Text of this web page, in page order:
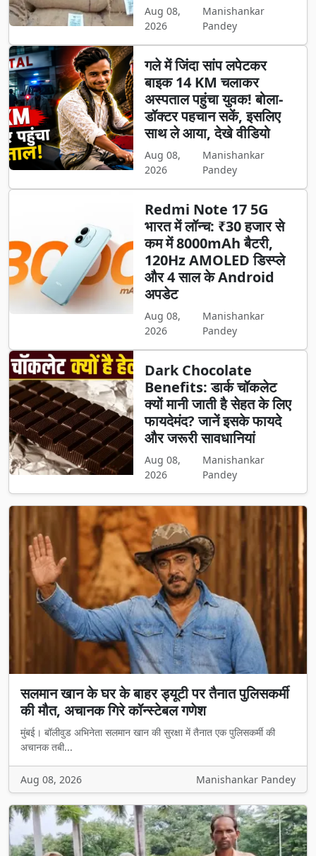
Aug 08,
2026
Manishankar
Pandey
गले में जिंदा सांप लपेटकर
बाइक 14 KM चलाकर
अस्पताल पहुंचा युवक! बोला-
डॉक्टर पहचान सकें, इसलिए
साथ ले आया, देखे वीडियो
Aug 08,
2026
Manishankar
Pandey
Redmi Note 17 5G
भारत में लॉन्च: ₹30 हजार से
कम में 8000mAh बैटरी,
120Hz AMOLED डिस्प्ले
और 4 साल के Android
अपडेट
Aug 08,
2026
Manishankar
Pandey
Dark Chocolate
Benefits: डार्क चॉकलेट
क्यों मानी जाती है सेहत के लिए
फायदेमंद? जानें इसके फायदे
और जरूरी सावधानियां
Aug 08,
2026
Manishankar
Pandey
सलमान खान के घर के बाहर ड्यूटी पर तैनात पुलिसकर्मी
की मौत, अचानक गिरे कॉन्स्टेबल गणेश
मुंबई। बॉलीवुड अभिनेता सलमान खान की सुरक्षा में तैनात एक पुलिसकर्मी की
अचानक तबी...
Aug 08, 2026 Manishankar Pandey